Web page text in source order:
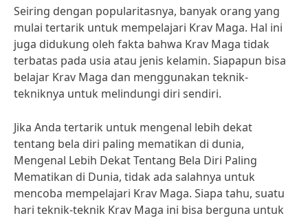
Seiring dengan popularitasnya, banyak orang yang
mulai tertarik untuk mempelajari Krav Maga. Hal ini
juga didukung oleh fakta bahwa Krav Maga tidak
terbatas pada usia atau jenis kelamin. Siapapun bisa
belajar Krav Maga dan menggunakan teknik-
tekniknya untuk melindungi diri sendiri.
Jika Anda tertarik untuk mengenal lebih dekat
tentang bela diri paling mematikan di dunia,
Mengenal Lebih Dekat Tentang Bela Diri Paling
Mematikan di Dunia, tidak ada salahnya untuk
mencoba mempelajari Krav Maga. Siapa tahu, suatu
hari teknik-teknik Krav Maga ini bisa berguna untuk